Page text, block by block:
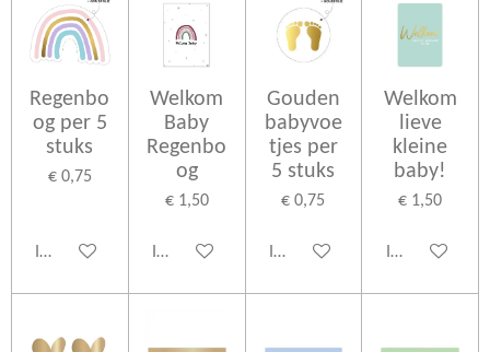
Regenbo
og per 5
stuks
€ 0,75
In winkelwagen
Welkom
Baby
Regenbo
og
€ 1,50
In winkelwagen
Gouden
babyvoe
tjes per
5 stuks
€ 0,75
In winkelwagen
Welkom
lieve
kleine
baby!
€ 1,50
In